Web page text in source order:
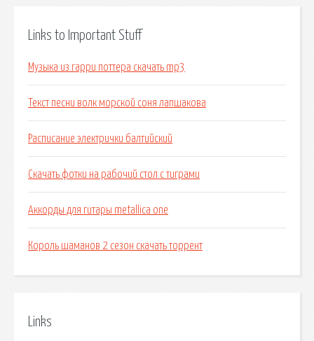
Links to Important Stuff
Музыка из гарри поттера скачать mp3
Текст песни волк морской соня лапшакова
Расписание электрички балтийский
Скачать фотки на рабочий стол с тиграми
Аккорды для гитары metallica one
Король шаманов 2 сезон скачать торрент
Links